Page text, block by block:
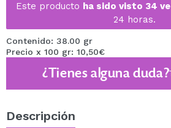
Este producto ha sido visto 34
24 horas.
Contenido: 38.00 gr
Precio x 100 gr: 10,50€
¿Tienes alguna duda?
Descripción